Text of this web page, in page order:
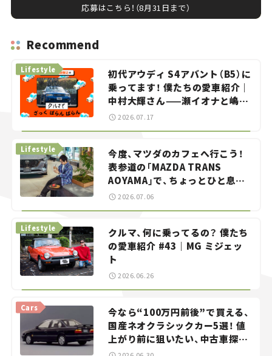
応募はこちら！（8月31日まで）
Recommend
初代アウディ S4アバント（B5）に
乗ってます！ 僕たちの愛車紹介｜
中村大輝さん——瀬イオナと嶋田
智之の「クルマでざっくばらんば
Lifestyle
2026.07.17
今度、マツダのカフェへ行こう！
表参道の「MAZDA TRANS
AOYAMA」で、ちょっとひと息。
——連載｜CCGとクルマでどうす
Lifestyle
2026.07.06
クルマ、何に乗ってるの？ 僕たち
の愛車紹介 #43｜MG ミジェッ
ト
Lifestyle
2026.06.26
今なら“100万円前後”で買える、
国産ネオクラシックカー5選！ 値
上がり前に狙いたい、中古車探し
をお手伝い――ちょっとイケてるマ
Cars